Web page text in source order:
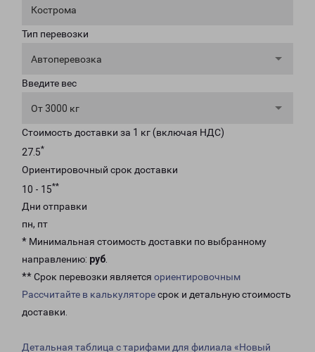
Кострома
Тип перевозки
Автоперевозка
Введите вес
От 3000 кг
Стоимость доставки за 1 кг (включая НДС)
27.5*
Ориентировочный срок доставки
10 - 15**
Дни отправки
пн, пт
* Минимальная стоимость доставки по выбранному
направлению: руб.
** Срок перевозки является ориентировочным
Рассчитайте в калькуляторесрок и детальную стоимость
доставки.
Детальная таблица с тарифами для филиала «Новый